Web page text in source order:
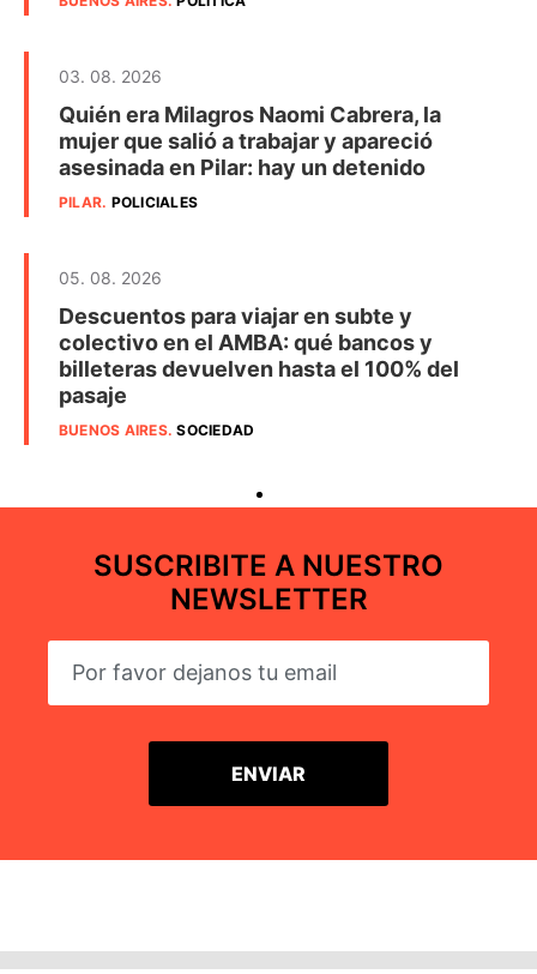
03. 08. 2026
Quién era Milagros Naomi Cabrera, la
mujer que salió a trabajar y apareció
asesinada en Pilar: hay un detenido
PILAR. POLICIALES
05. 08. 2026
Descuentos para viajar en subte y
colectivo en el AMBA: qué bancos y
billeteras devuelven hasta el 100% del
pasaje
BUENOS AIRES.SOCIEDAD
SUSCRIBITE A NUESTRO
NEWSLETTER